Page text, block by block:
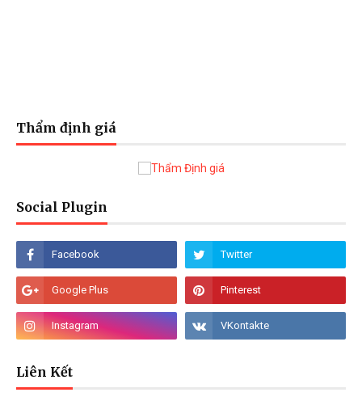
Thẩm định giá
Social Plugin
Liên Kết